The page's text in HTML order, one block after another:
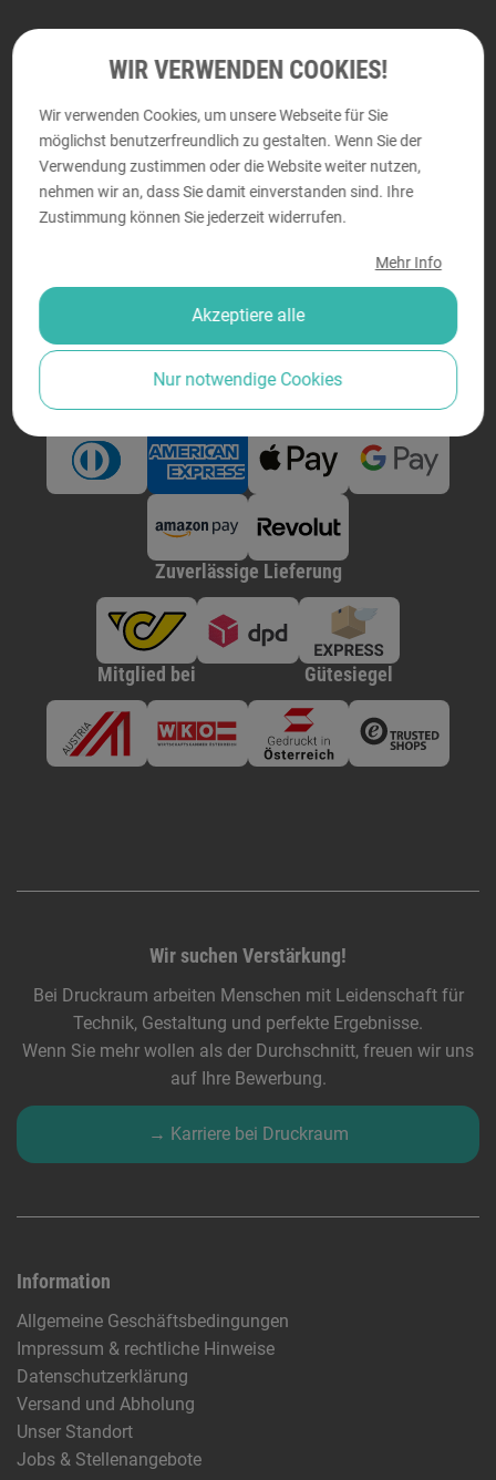
Abholung und persönliche Beratung
DRUCKRAUM
Perfektastraße 58, 1230 Wien
Montag - Donnerstag von9:00 bis 18:00
Freitag von
9:00 bis 14:00
Zuverlässige Lieferung
Mitglied bei Gütesiegel
Wir suchen Verstärkung!
Bei Druckraum arbeiten Menschen mit Leidenschaft für
Technik, Gestaltung und perfekte Ergebnisse.
Wenn Sie mehr wollen als der Durchschnitt, freuen wir uns
auf Ihre Bewerbung.
→ Karriere bei Druckraum
Information
Allgemeine Geschäftsbedingungen
Impressum & rechtliche Hinweise
Datenschutzerklärung
Versand und Abholung
Unser Standort
Jobs & Stellenangebote
WIR VERWENDEN COOKIES!
Wir verwenden Cookies, um unsere Webseite für Sie
möglichst benutzerfreundlich zu gestalten. Wenn Sie der
Verwendung zustimmen oder die Website weiter nutzen,
nehmen wir an, dass Sie damit einverstanden sind. Ihre
Zustimmung können Sie jederzeit widerrufen.
Mehr Info
Akzeptiere alle
Nur notwendige Cookies